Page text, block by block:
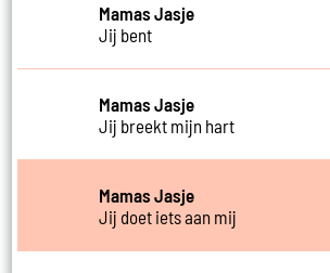
Mamas Jasje
Jij bent
Mamas Jasje
Jij breekt mijn hart
Mamas Jasje
Jij doet iets aan mij